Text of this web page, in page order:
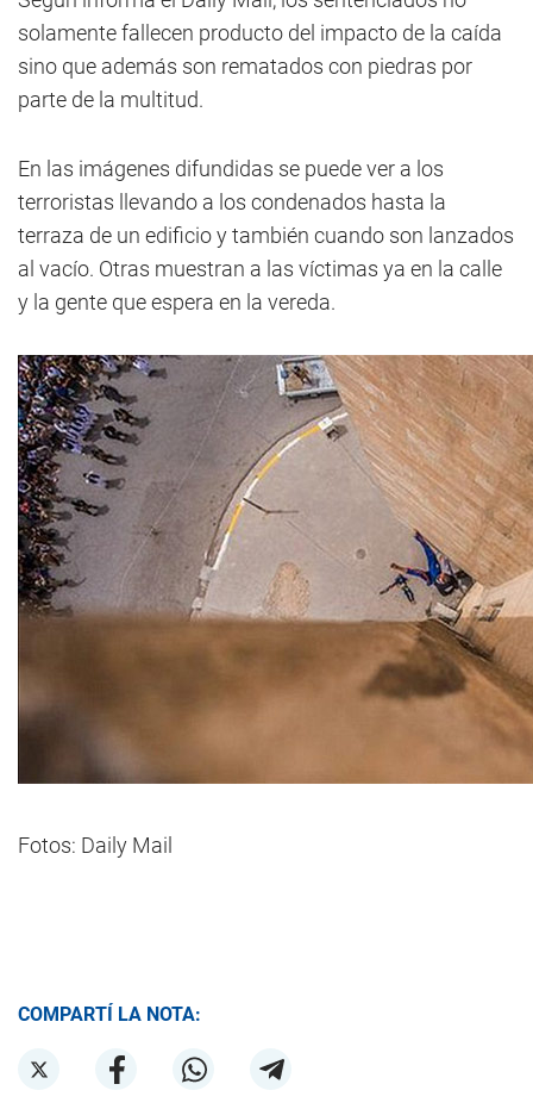
solamente fallecen producto del impacto de la caída
sino que además son rematados con piedras por
parte de la multitud.
En las imágenes difundidas se puede ver a los
terroristas llevando a los condenados hasta la
terraza de un edificio y también cuando son lanzados
al vacío. Otras muestran a las víctimas ya en la calle
y la gente que espera en la vereda.
Fotos: Daily Mail
COMPARTÍ LA NOTA: